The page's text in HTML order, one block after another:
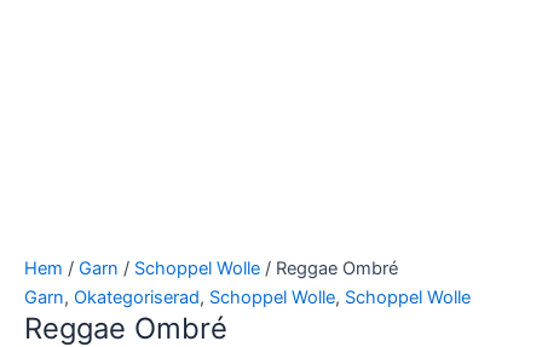
Hem / Garn / Schoppel Wolle / Reggae Ombré
Garn, Okategoriserad, Schoppel Wolle, Schoppel Wolle
Reggae Ombré